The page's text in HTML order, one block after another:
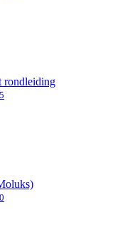
rondleiding